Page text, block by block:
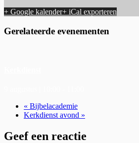
+ Google kalender+ iCal exporteren
Gerelateerde evenementen
« Bijbelacademie
Kerkdienst avond »
Geef een reactie